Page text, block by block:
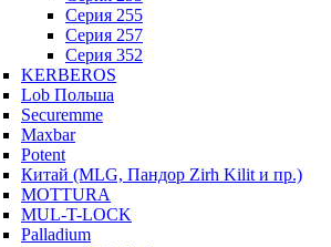
Серия 255
Серия 257
Серия 352
KERBEROS
Lob Польша
Securemme
Maxbar
Potent
Китай (MLG, Пандор Zirh Kilit и пр.)
MOTTURA
MUL-T-LOCK
Palladium